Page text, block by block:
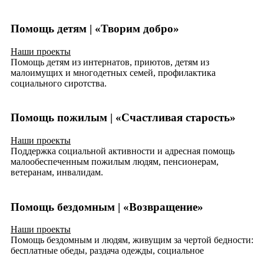
Помощь детям | «Творим добро»
Наши проекты
Помощь детям из интернатов, приютов, детям из
малоимущих и многодетных семей, профилактика
социального сиротства.
Помощь пожилым | «Счастливая старость»
Наши проекты
Поддержка социальной активности и адресная помощь
малообеспеченным пожилым людям, пенсионерам,
ветеранам, инвалидам.
Помощь бездомным | «Возвращение»
Наши проекты
Помощь бездомным и людям, живущим за чертой бедности:
бесплатные обеды, раздача одежды, социальное